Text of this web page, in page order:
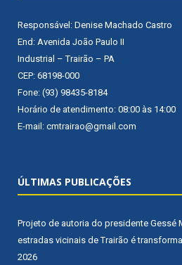
Responsável: Denise Machado Castro
End: Avenida João Paulo II
Industrial – Trairão – PA
CEP: 68198-000
Fone: (93) 98435-8184
Horário de atendimento: 08:00 às 14:00
E-mail: cmtrairao@gmail.com
ÚLTIMAS PUBLICAÇÕES
Projeto de autoria do presidente Gessé
estradas vicinais de Trairão é
2026